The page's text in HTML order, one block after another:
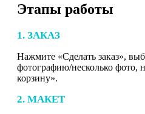
Этапы работы
1. ЗАКАЗ
Нажмите «Сделать заказ»,
фотографию/несколько фото,
корзину».
2. МАКЕТ